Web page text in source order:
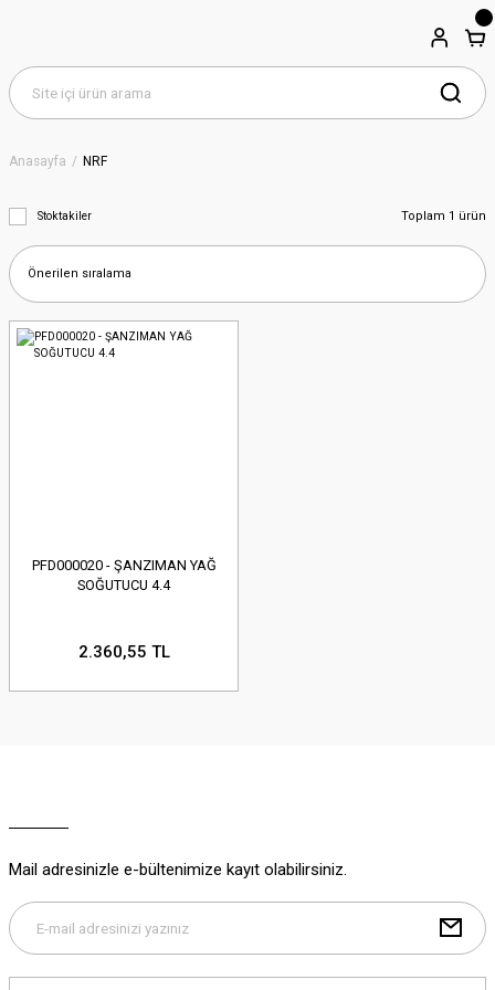
Anasayfa NRF
Stoktakiler Toplam 1 ürün
PFD000020 - ŞANZIMAN YAĞ
SOĞUTUCU 4.4
2.360,55 TL
Mail adresinizle e-bültenimize kayıt olabilirsiniz.